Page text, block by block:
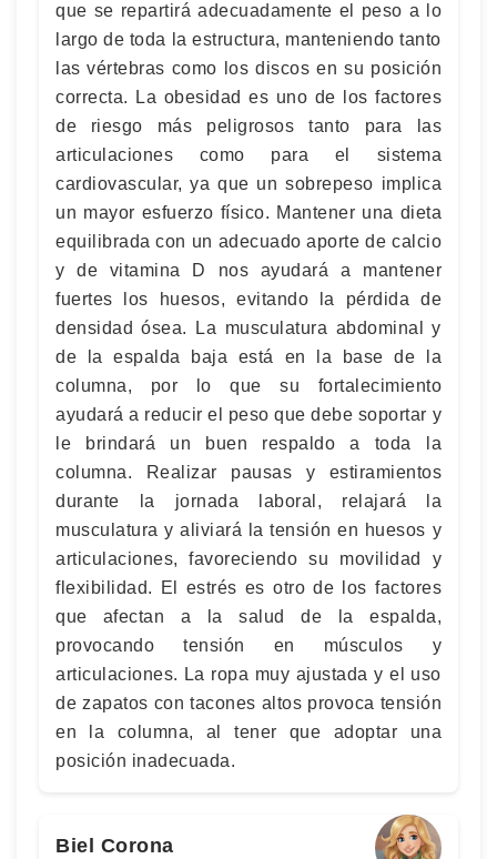
que se repartirá adecuadamente el peso a lo
largo de toda la estructura, manteniendo tanto
las vértebras como los discos en su posición
correcta. La obesidad es uno de los factores
de riesgo más peligrosos tanto para las
articulaciones como para el sistema
cardiovascular, ya que un sobrepeso implica
un mayor esfuerzo físico. Mantener una dieta
equilibrada con un adecuado aporte de calcio
y de vitamina D nos ayudará a mantener
fuertes los huesos, evitando la pérdida de
densidad ósea. La musculatura abdominal y
de la espalda baja está en la base de la
columna, por lo que su fortalecimiento
ayudará a reducir el peso que debe soportar y
le brindará un buen respaldo a toda la
columna. Realizar pausas y estiramientos
durante la jornada laboral, relajará la
musculatura y aliviará la tensión en huesos y
articulaciones, favoreciendo su movilidad y
flexibilidad. El estrés es otro de los factores
que afectan a la salud de la espalda,
provocando tensión en músculos y
articulaciones. La ropa muy ajustada y el uso
de zapatos con tacones altos provoca tensión
en la columna, al tener que adoptar una
posición inadecuada.
Biel Corona